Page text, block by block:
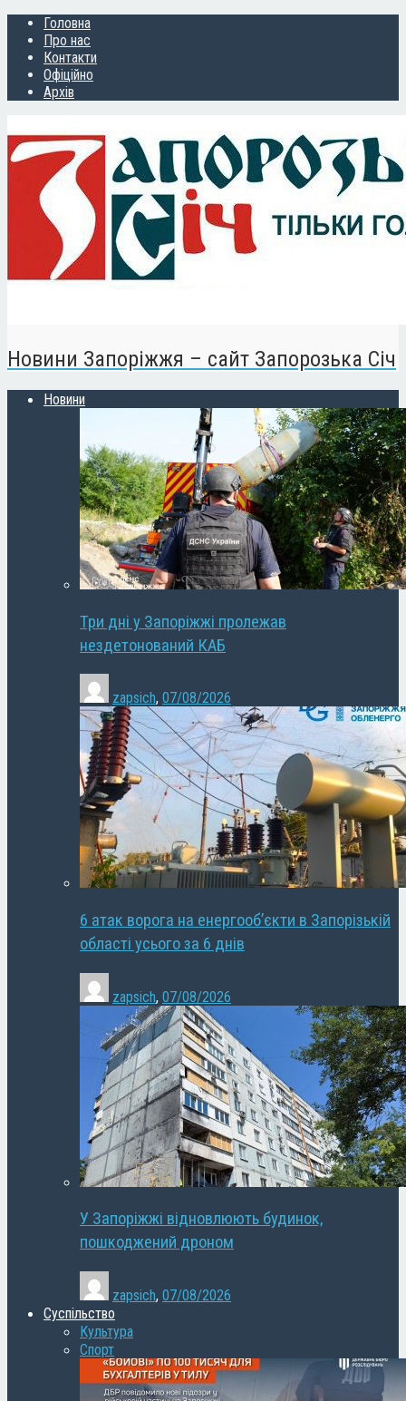
Головна
Про нас
Контакти
Офіційно
Архів
Новини Запоріжжя – сайт Запорозька Січ
Новини
Три дні у Запоріжжі пролежав
нездетонований КАБ
zapsich, 07/08/2026
6 атак ворога на енергооб’єкти в Запорізькій
області усього за 6 днів
zapsich, 07/08/2026
У Запоріжжі відновлюють будинок,
пошкоджений дроном
zapsich, 07/08/2026
Суспільство
Культура
Спорт